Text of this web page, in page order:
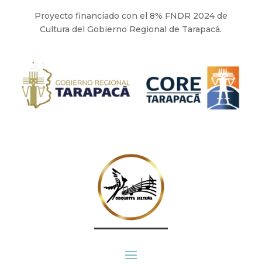
Proyecto financiado con el 8% FNDR 2024 de
Cultura del Gobierno Regional de Tarapacá.